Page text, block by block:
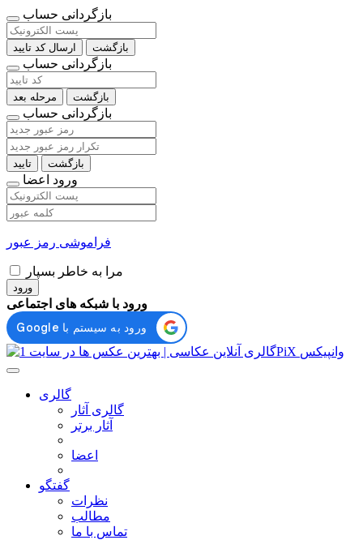
بازگردانی حساب
ارسال کد تایید بازگشت
بازگردانی حساب
مرحله بعد بازگشت
بازگردانی حساب
تایید بازگشت
ورود اعضا
فراموشی رمز عبور
مرا به خاطر بسپار
ورود
ورود با شبکه های اجتماعی
گالری
گالری آثار
آثار برتر
اعضا
گفتگو
نظرات
مطالب
تماس با ما